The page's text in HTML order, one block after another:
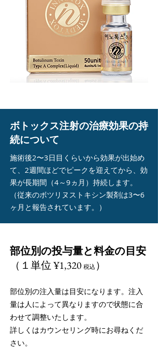
ボトックス注射の治療効果の持
続について
施術後2〜3日目くらいから効果が出始め
て、2週間ほどでピークを迎えてから、効
果が長期間（4～9ヵ月）持続します。
（従来のボツリヌストキシン製剤は3〜6
ヶ月と報告されています。）
部位別の投与量と料金の目安
（１単位 ¥1,320 税込 ）
部位別の注入量は目安になります。注入
量は人によって異なりますので状態に合
わせて調整いたします。
詳しくはカウンセリング時にお尋ねくだ
さい。